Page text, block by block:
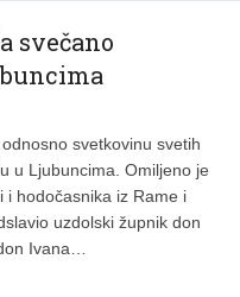
svečano
svetkovinu svetih
u Ljubuncima. Omiljeno je
i hodočasnika iz Rame i
uzdolski župnik don
Ivana…